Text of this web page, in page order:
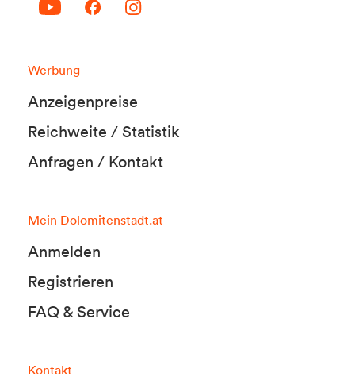
Werbung
Anzeigenpreise
Reichweite / Statistik
Anfragen / Kontakt
Mein Dolomitenstadt.at
Anmelden
Registrieren
FAQ & Service
Kontakt